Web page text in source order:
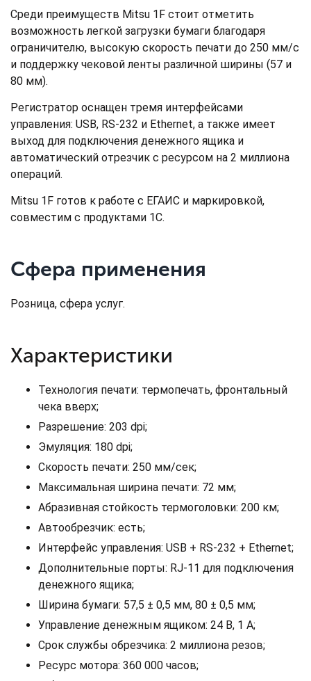
Среди преимуществ Mitsu 1F стоит отметить
возможность легкой загрузки бумаги благодаря
ограничителю, высокую скорость печати до 250 мм/с
и поддержку чековой ленты различной ширины (57 и
80 мм).
Регистратор оснащен тремя интерфейсами
управления: USB, RS-232 и Ethernet, а также имеет
выход для подключения денежного ящика и
автоматический отрезчик с ресурсом на 2 миллиона
операций.
Mitsu 1F готов к работе с ЕГАИС и маркировкой,
совместим с продуктами 1С.
Сфера применения
Розница, сфера услуг.
Характеристики
Технология печати: термопечать, фронтальный
чека вверх;
Разрешение: 203 dpi;
Эмуляция: 180 dpi;
Скорость печати: 250 мм/сек;
Максимальная ширина печати: 72 мм;
Абразивная стойкость термоголовки: 200 км;
Автообрезчик: есть;
Интерфейс управления: USB + RS-232 + Ethernet;
Дополнительные порты: RJ-11 для подключения
денежного ящика;
Ширина бумаги: 57,5 ± 0,5 мм, 80 ± 0,5 мм;
Управление денежным ящиком: 24 В, 1 А;
Срок службы обрезчика: 2 миллиона резов;
Ресурс мотора: 360 000 часов;